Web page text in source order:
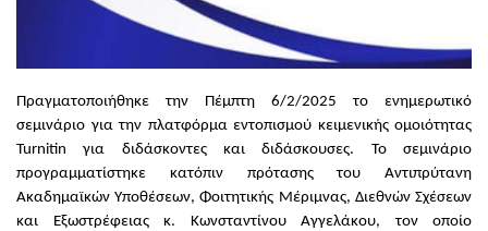
Πραγματοποιήθηκε την Πέμπτη 6/2/2025 το ενημερωτικό
σεμινάριο για την πλατφόρμα εντοπισμού κειμενικής ομοιότητας
Turnitin για διδάσκοντες και διδάσκουσες. Το σεμινάριο
προγραμματίστηκε κατόπιν πρότασης του Αντιπρύτανη
Ακαδημαϊκών Υποθέσεων, Φοιτητικής Μέριμνας, Διεθνών Σχέσεων
και Εξωστρέφειας κ. Κωνσταντίνου Αγγελάκου, τον οποίο